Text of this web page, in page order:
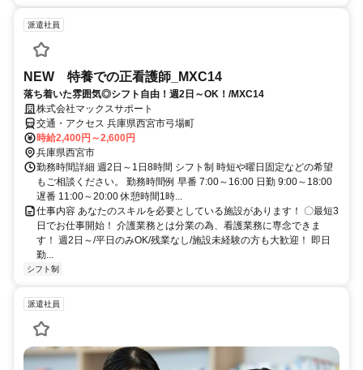
派遣社員
NEW 特養での正看護師_MXC14
落ち着いた雰囲気◎シフト自由！週2日～OK！/MXC14
株式会社マックスサポート
交通・アクセス 兵庫県西宮市弓場町
時給2,400円～2,600円
兵庫県西宮市
勤務時間詳細 週2日～1日8時間 シフト制 時短や曜日固定などの希望
もご相談ください。 勤務時間例 早番 7:00～16:00 日勤 9:00～18:00
遅番 11:00～20:00 休憩時間1時...
仕事内容 あなたのスキルを必要としている施設があります！ 〇最短3
日でお仕事開始！ 介護業務とは分業の為、看護業務に専念できま
す！ 週2日～/平日のみOK/残業なし/施設未経験の方も大歓迎！ 即日
勤...
シフト制
派遣社員